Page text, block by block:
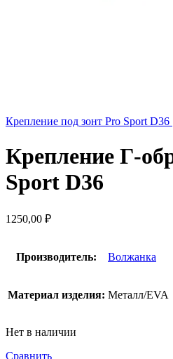
Крепление под зонт Pro Sport D36
Крепление Г-
Sport D36
1250,00 ₽
Производитель: Волжанка
Материал изделия: Металл/EVA
Нет в наличии
Сравнить